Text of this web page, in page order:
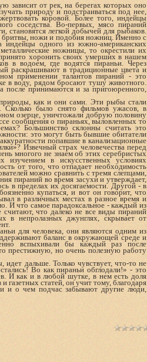
зависит от рек, на берегах которых оно
природу и подстраиваться под нее,
коровой. Более того, индейцы
соседства. Во-первых, мясо пираний
становятся легкой добычей для рыбаков.
бритвы, ножи и подобия ножниц. Именно с
индейцы одного из южно-американских
ножницы, то окрестили их
хоронить своих умерших в нашем
в водоем, где водятся пираньи. Через
раскрашивают в традиционные цвета и
применении талантов пираний - это
в воду, рядом бросают тушу животного.
после принимаются и за пригоюренного,
как и они сами. Эти рыбы стали
Сколько было снято фильмов ужасов, в
озерце, уничтожали добрую половину
сообщения о пираньях, выловленных то
Большинство склонны считать это
это могут быть бывшие обитатели
попавшие в канализационные
Извечный страх человечества перед
многого не знаем об этих серебристых
изучением в искусственных условиях
от того, что отпадает необходимость
можно сравнить с тремя слепцами,
пираний во время засухи и утверждает,
в пределах их досягаемости. Другой - в
купаться, и вот он говорит, что
в различных местах в разное время и
И что самое парадоксальное - каждый из
что далеко не все виды пираний
в непролазных джунглях, скрывает от
для человека, они являются одним из
баланс в окружающей среде и
вспыхивали бы каждый раз после
престижную, но очень полезную работу
дальше. Только чувствует, что-то не
Во как пираньи обглодали!» - это
И как и в любой шутке, в нем есть доля
газетных статей, он учит тому, благодаря
и о чем подчас забывают другие люди,